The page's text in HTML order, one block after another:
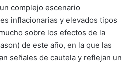
complejo escenario
inflacionarias y elevados tipos
sobre los efectos de la
de este año, en la que las
señales de cautela y reflejan un